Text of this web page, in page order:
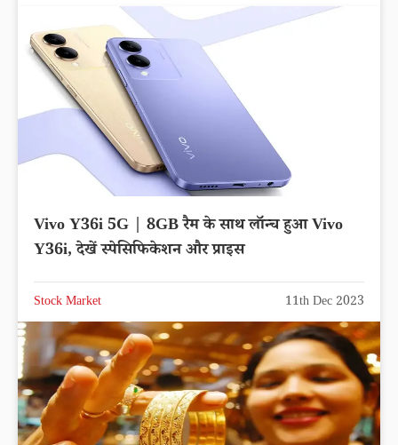
Vivo Y36i 5G | 8GB रैम के साथ लॉन्च हुआ Vivo
Y36i, देखें स्पेसिफिकेशन और प्राइस
Stock Market 11th Dec 2023